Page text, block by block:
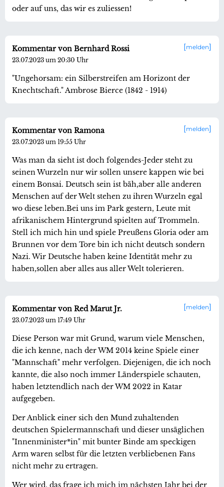
oder auf uns, das wir es zuliessen!
melden
Kommentar von Bernhard Rossi
23.07.2023 um 20:30 Uhr
"Ungehorsam: ein Silberstreifen am Horizont der
Knechtschaft." Ambrose Bierce (1842 - 1914)
melden
Kommentar von Ramona
23.07.2023 um 19:55 Uhr
Was man da sieht ist doch folgendes-Jeder steht zu
seinen Wurzeln nur wir sollen unsere kappen wie bei
einem Bonsai. Deutsch sein ist bäh,aber alle anderen
Menschen auf der Welt stehen zu ihren Wurzeln egal
wo diese leben.Bei uns im Park gestern, Leute mit
afrikanischem Hintergrund spielten auf Trommeln.
Stell ich mich hin und spiele Preußens Gloria oder am
Brunnen vor dem Tore bin ich nicht deutsch sondern
Nazi. Wir Deutsche haben keine Identität mehr zu
haben,sollen aber alles aus aller Welt tolerieren.
melden
Kommentar von Red Marut Jr.
23.07.2023 um 17:49 Uhr
Diese Person war mit Grund, warum viele Menschen,
die ich kenne, nach der WM 2014 keine Spiele einer
"Mannschaft" mehr verfolgen. Diejenigen, die ich noch
kannte, die also noch immer Länderspiele schauten,
haben letztendlich nach der WM 2022 in Katar
aufgegeben.
Der Anblick einer sich den Mund zuhaltenden
deutschen Spielermannschaft und dieser unsäglichen
"Innenminister*in" mit bunter Binde am speckigen
Arm waren selbst für die letzten verbliebenen Fans
nicht mehr zu ertragen.
Wer wird, das frage ich mich im nächsten Jahr bei der